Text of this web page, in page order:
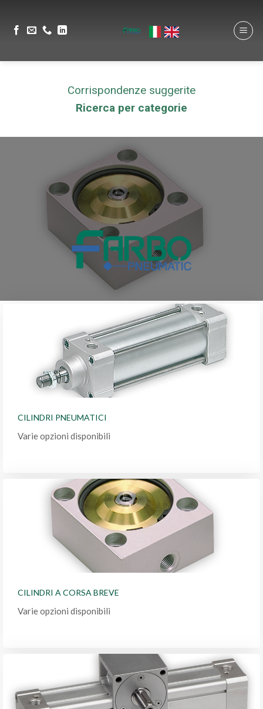
Corrispondenze suggerite
Ricerca per categorie
CILINDRI PNEUMATICI
Varie opzioni disponibili
CILINDRI A CORSA BREVE
Varie opzioni disponibili